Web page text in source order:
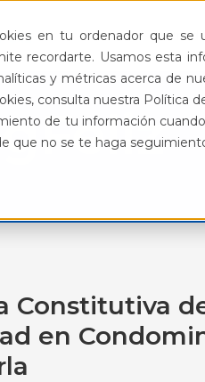
en tu ordenador que se
recordarte. Usamos esta
y métricas acerca de
consulta nuestra Política
de tu información
que no se te haga
Constitutiva
en